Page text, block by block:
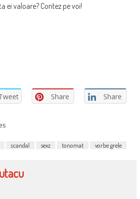
ei valoare? Contez pe voi!
Share Share
scandal sexz tonomat vorbe grele